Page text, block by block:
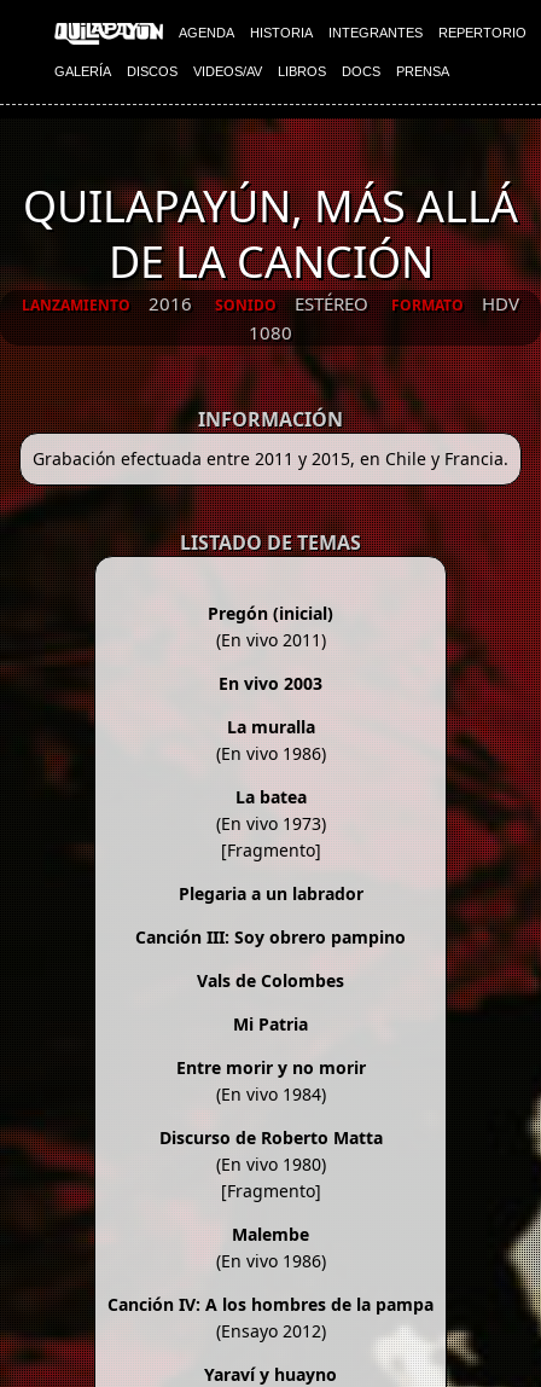
AGENDA HISTORIA INTEGRANTES REPERTORIO
GALERÍA DISCOS VIDEOS/AV LIBROS DOCS PRENSA
QUILAPAYÚN, MÁS ALLÁ
DE LA CANCIÓN
LANZAMIENTO 2016 SONIDO ESTÉREO FORMATO
HDV
1080
INFORMACIÓN
Grabación efectuada entre 2011 y 2015, en Chile y Francia.
LISTADO DE TEMAS
Pregón (inicial)
(En vivo 2011)
En vivo 2003
La muralla
(En vivo 1986)
La batea
(En vivo 1973)
[Fragmento]
Plegaria a un labrador
Canción III: Soy obrero pampino
Vals de Colombes
Mi Patria
Entre morir y no morir
(En vivo 1984)
Discurso de Roberto Matta
(En vivo 1980)
[Fragmento]
Malembe
(En vivo 1986)
Canción IV: A los hombres de la pampa
(Ensayo 2012)
Yaraví y huayno